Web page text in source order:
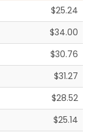
$25.24
$34.00
$30.76
$31.27
$28.52
$25.14